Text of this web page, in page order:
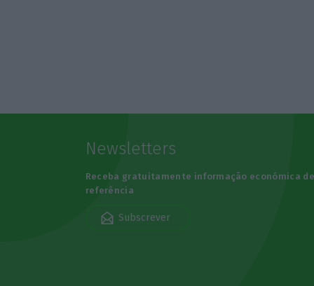
Newsletters
Receba gratuitamente informação económica de
referência
Subscrever